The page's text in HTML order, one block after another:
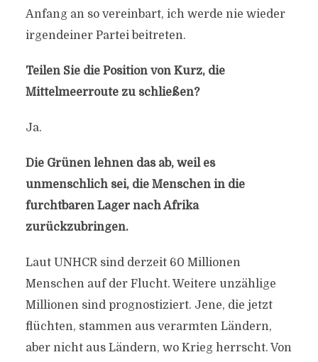
Anfang an so vereinbart, ich werde nie wieder
irgendeiner Partei beitreten.
Teilen Sie die Position von Kurz, die
Mittelmeerroute zu schließen?
Ja.
Die Grünen lehnen das ab, weil es
unmenschlich sei, die Menschen in die
furchtbaren Lager nach Afrika
zurückzubringen.
Laut UNHCR sind derzeit 60 Millionen
Menschen auf der Flucht. Weitere unzählige
Millionen sind prognostiziert. Jene, die jetzt
flüchten, stammen aus verarmten Ländern,
aber nicht aus Ländern, wo Krieg herrscht. Von